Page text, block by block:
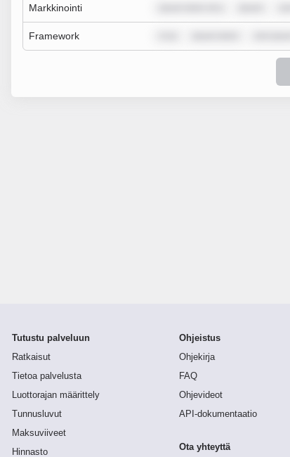
Markkinointi
Framework
Tutustu palveluun
Ratkaisut
Tietoa palvelusta
Luottorajan määrittely
Tunnusluvut
Maksuviiveet
Hinnasto
Ohjeistus
Ohjekirja
FAQ
Ohjevideot
API-dokumentaatio
Ota yhteyttä